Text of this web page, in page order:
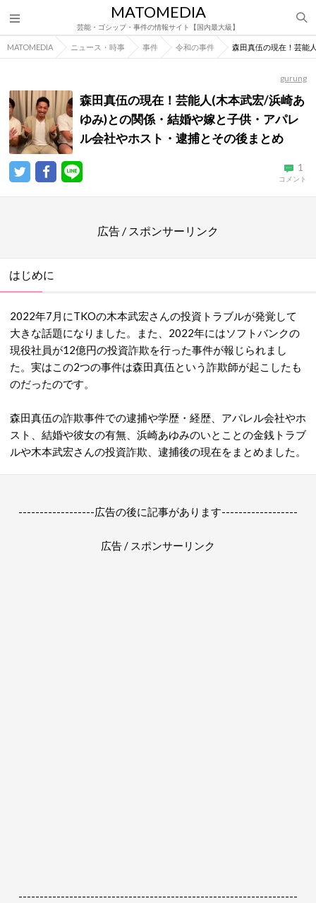
MATOMEDIA
芸能・ゴシップ・事件の情報サイト【国内最大級】
MATOMEDIA ニュース・時事 事件 令和の事件 森田真伍の現在！芸能
gurung
森田真伍の現在！芸能人(木本武宏/浜崎あ
ゆみ)との関係・結婚や嫁と子供・アパレ
ル会社やホスト・逮捕とその後まとめ
1
コメント
広告 / スポンサーリンク
はじめに
2022年7月にTKOの木本武宏さんの投資トラブルが発覚して
大きな話題になりました。また、2022年にはソフトバンクの
現役社員が12億円の投資詐欺を行った事件が報じられまし
た。実はこの2つの事件は森田真伍という詐欺師が起こしたも
のだったのです。
森田真伍の詐欺事件での逮捕や学歴・経歴、アパレル会社やホ
スト、結婚や彼女の有無、浜崎あゆみのいとことの金銭トラブ
ルや木本武宏さんの投資詐欺、逮捕後の現在をまとめました。
------------------広告の後に記事があります------------------
広告 / スポンサーリンク
------------------------------------------------------------------